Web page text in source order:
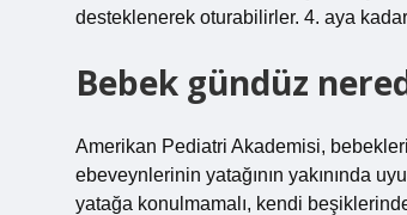
desteklenerek oturabilirler. 4. aya
Bebek gündüz
Amerikan Pediatri Akademisi,
ebeveynlerinin yatağının yakınında
yatağa konulmamalı, kendi